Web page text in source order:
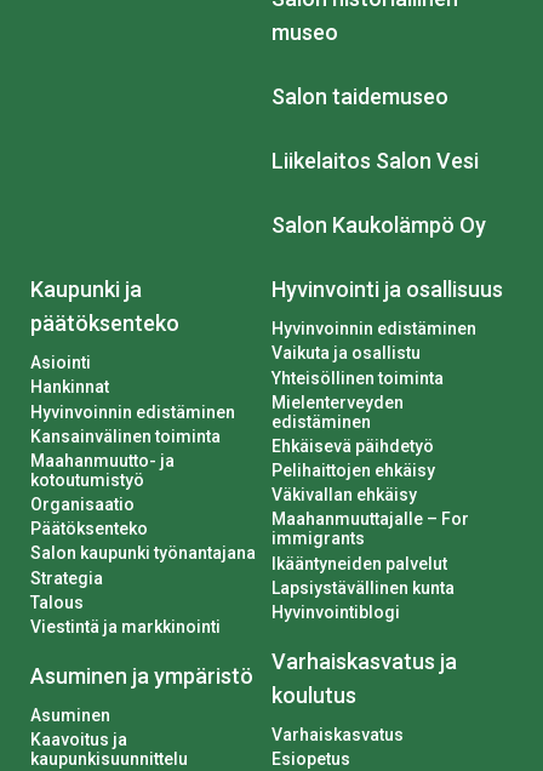
museo
Salon taidemuseo
Liikelaitos Salon Vesi
Salon Kaukolämpö Oy
Kaupunki ja
päätöksenteko
Asiointi
Hankinnat
Hyvinvoinnin edistäminen
Kansainvälinen toiminta
Maahanmuutto- ja
kotoutumistyö
Organisaatio
Päätöksenteko
Salon kaupunki työnantajana
Strategia
Talous
Viestintä ja markkinointi
Asuminen ja ympäristö
Asuminen
Kaavoitus ja
kaupunkisuunnittelu
Hyvinvointi ja osallisuus
Hyvinvoinnin edistäminen
Vaikuta ja osallistu
Yhteisöllinen toiminta
Mielenterveyden
edistäminen
Ehkäisevä päihdetyö
Pelihaittojen ehkäisy
Väkivallan ehkäisy
Maahanmuuttajalle – For
immigrants
Ikääntyneiden palvelut
Lapsiystävällinen kunta
Hyvinvointiblogi
Varhaiskasvatus ja
koulutus
Varhaiskasvatus
Esiopetus